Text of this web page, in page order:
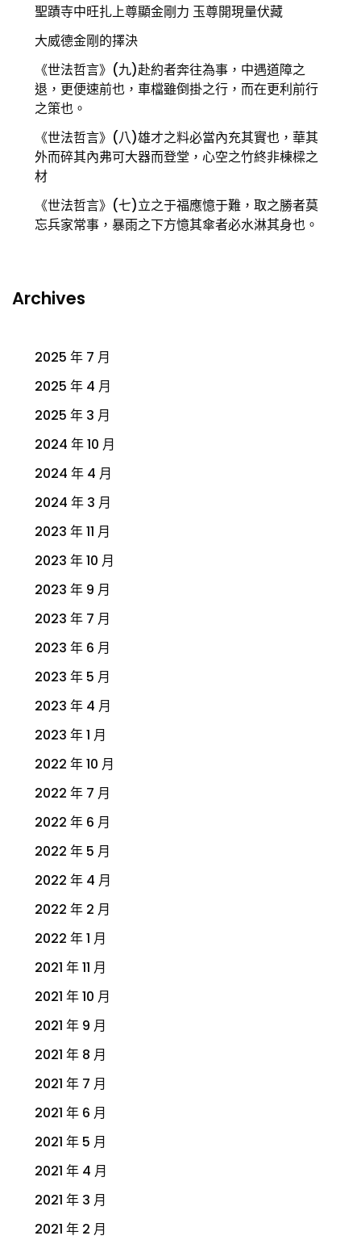
聖蹟寺中旺扎上尊顯金剛力 玉尊開現量伏藏
大威德金剛的擇決
《世法哲言》(九)赴約者奔往為事，中遇道障之
退，更便速前也，車檔雖倒掛之行，而在更利前行
之策也。
《世法哲言》(八)雄才之料必當內充其實也，華其
外而碎其內弗可大器而登堂，心空之竹終非棟樑之
材
《世法哲言》(七)立之于福應憶于難，取之勝者莫
忘兵家常事，暴雨之下方憶其傘者必水淋其身也。
Archives
2025 年 7 月
2025 年 4 月
2025 年 3 月
2024 年 10 月
2024 年 4 月
2024 年 3 月
2023 年 11 月
2023 年 10 月
2023 年 9 月
2023 年 7 月
2023 年 6 月
2023 年 5 月
2023 年 4 月
2023 年 1 月
2022 年 10 月
2022 年 7 月
2022 年 6 月
2022 年 5 月
2022 年 4 月
2022 年 2 月
2022 年 1 月
2021 年 11 月
2021 年 10 月
2021 年 9 月
2021 年 8 月
2021 年 7 月
2021 年 6 月
2021 年 5 月
2021 年 4 月
2021 年 3 月
2021 年 2 月